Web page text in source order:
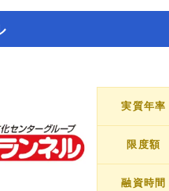
実質年率
限度額
融資時間